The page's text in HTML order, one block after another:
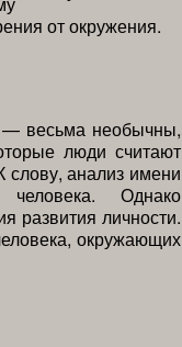
от окружения.
— весьма необычны,
люди считают
слову, анализ имени
человека. Однако
развития личности.
окружающих